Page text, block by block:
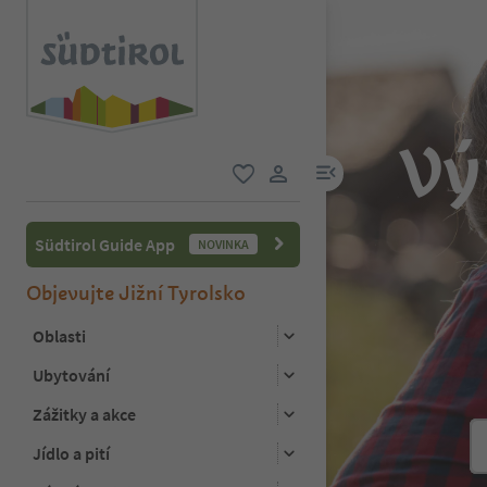
uživatelský odkaz
odkaz na menu
Südtirol Guide App NOVINKA
Objevujte Jižní Tyrolsko
Oblasti
Ubytování
Zážitky a akce
Jídlo a pití